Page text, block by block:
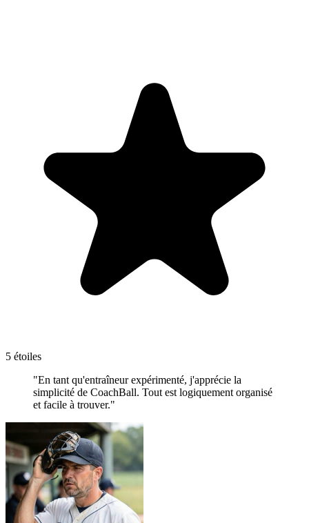
5 étoiles
"En tant qu'entraîneur expérimenté, j'apprécie la
simplicité de CoachBall. Tout est logiquement organisé
et facile à trouver."